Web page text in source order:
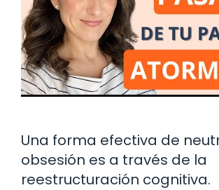
Una forma efectiva de
obsesión es a través de la
reestructuración cognitiva.